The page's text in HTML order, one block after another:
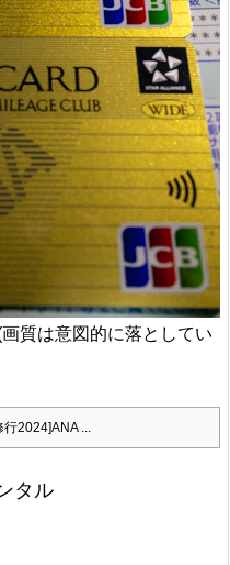
質は意図的に落としてい
行2024]ANA ...
タル